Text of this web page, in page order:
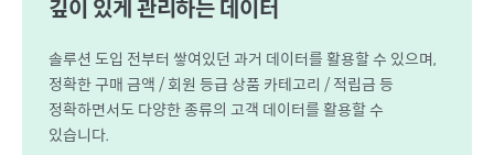
깊이 있게 관리하는 데이터
솔루션 도입 전부터 쌓여있던 과거 데이터를 활용할 수 있으며,
정확한 구매 금액 / 회원 등급 상품 카테고리 / 적립금 등
정확하면서도 다양한 종류의 고객 데이터를 활용할 수
있습니다.